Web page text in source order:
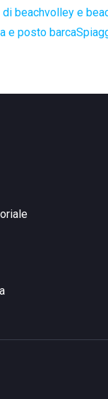
beachvolley e
e posto barca